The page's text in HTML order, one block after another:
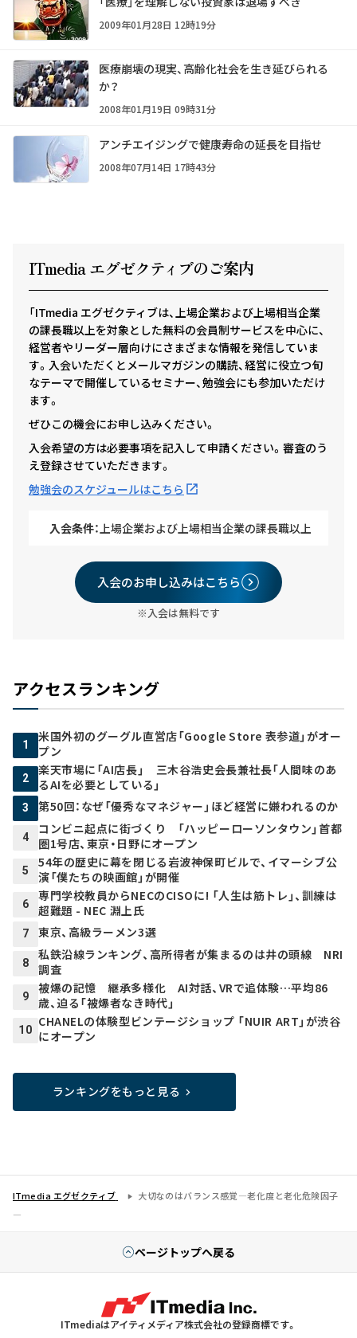
2009年01月28日 12時19分
医療崩壊の現実、高齢化社会を生き延びられる
か？
2008年01月19日 09時31分
アンチエイジングで健康寿命の延長を目指せ
2008年07月14日 17時43分
ITmedia エグゼクティ ブのご案内
「ITmedia エグゼクティブは、上場企業および上場相当企業
の課長職以上を対象とした無料の会員制サービスを中心に、
経営者やリーダー層向けにさまざまな情報を発信していま
す。入会いただくとメールマガジンの購読、経営に役立つ旬
なテーマで開催しているセミナー、勉強会にも参加いただけ
ます。
ぜひこの機会にお申し込みください。
入会希望の方は必要事項を記入して申請ください。審査のう
え登録させていただきます。
勉強会のスケジュールはこちら
入会条件： 上場企業および上場相当企業の課長職以上
入会のお申し込みはこちら
※入会は無料です
アクセスランキング
1
米国外初のグーグル直営店「Google Store 表参道」がオー
プン
2
楽天市場に「AI店長」 三木谷浩史会長兼社長「人間味のあ
るAIを必要としている」
3 第50回：なぜ「優秀なマネジャー」ほど経営に嫌われるのか
4
コンビニ起点に街づくり 「ハッピーローソンタウン」首都
圏1号店、東京・日野にオープン
5
54年の歴史に幕を閉じる岩波神保町ビルで、イマーシブ公
演「僕たちの映画館」が開催
6
専門学校教員からNECのCISOに! 「人生は筋トレ」、訓練は
超難題 - NEC 淵上氏
7 東京、高級ラーメン3選
8
私鉄沿線ランキング、高所得者が集まるのは井の頭線 NRI
調査
9
被爆の記憶 継承多様化 AI対話、VRで追体験…平均86
歳、迫る「被爆者なき時代」
10
CHANELの体験型ビンテージショップ 「NUIR ART」が渋谷
にオープン
ランキングをもっと見る
ITmedia エグゼクティブ
大切なのはバランス感覚―老化度と老化危険因子
―
ページトップへ戻る
ITmediaはアイティメディア株式会社の登録商標です。